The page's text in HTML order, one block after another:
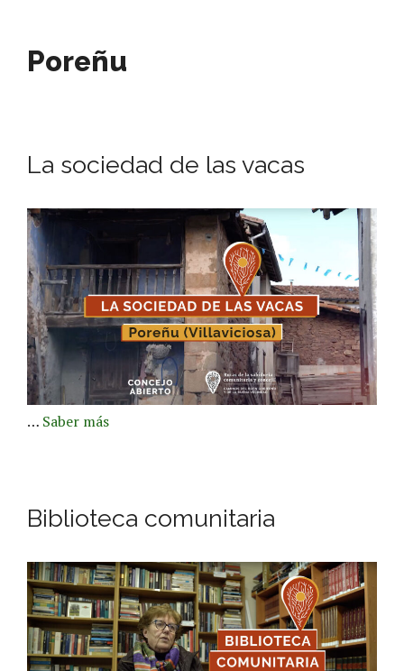
Poreñu
La sociedad de las vacas
… Saber más
Biblioteca comunitaria